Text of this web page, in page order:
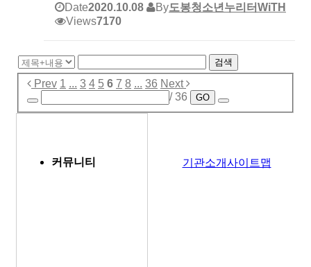
Date2020.10.08 By도봉청소년누리터WiTH
Views7170
검색
Prev 1 ... 3 4 5 6 7 8 ... 36 Next
/ 36
GO
커뮤니티 기관소개사이트맵